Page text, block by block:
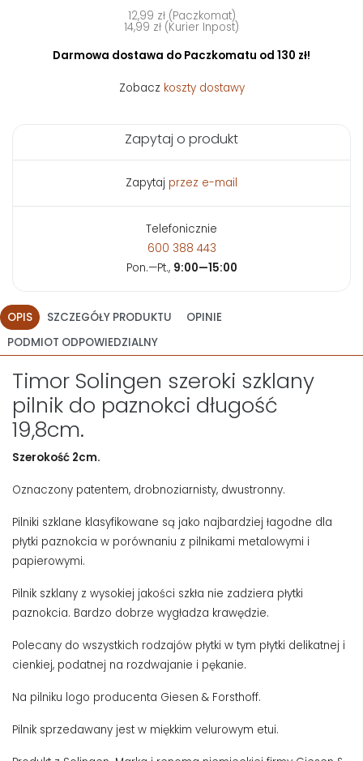
12,99 zł (Paczkomat)
14,99 zł (Kurier Inpost)
Darmowa dostawa do Paczkomatu od 130 zł!
Zobacz koszty dostawy
Zapytaj o produkt
Zapytaj przez e-mail
Telefonicznie
600 388 443
Pon.—Pt., 9:00—15:00
OPIS SZCZEGÓŁY PRODUKTU
OPINIE
PODMIOT ODPOWIEDZIALNY
Timor Solingen szeroki szklany
pilnik do paznokci długość
19,8cm.
Szerokość 2cm.
Oznaczony patentem, drobnoziarnisty, dwustronny.
Pilniki szklane klasyfikowane są jako najbardziej łagodne dla
płytki paznokcia w porównaniu z pilnikami metalowymi i
papierowymi.
Pilnik szklany z wysokiej jakości szkła nie zadziera płytki
paznokcia. Bardzo dobrze wygładza krawędzie.
Polecany do wszystkich rodzajów płytki w tym płytki delikatnej i
cienkiej, podatnej na rozdwajanie i pękanie.
Na pilniku logo producenta Giesen & Forsthoff.
Pilnik sprzedawany jest w miękkim velurowym etui.